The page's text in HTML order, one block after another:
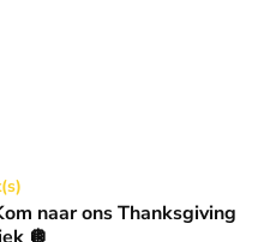
gala in de
naar ons Thanksgiving